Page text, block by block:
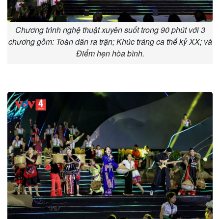
Chương trình nghệ thuật xuyên suốt trong 90 phút với 3
chương gồm: Toàn dân ra trận; Khúc tráng ca thế kỷ XX; và
Điểm hẹn hòa bình.